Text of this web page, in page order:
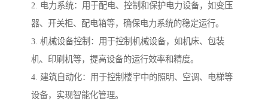
2. 电力系统：用于配电、控制和保护电力设备，如变压
器、开关柜、配电箱等，确保电力系统的稳定运行。
3. 机械设备控制：用于控制机械设备，如机床、包装
机、印刷机等，提高设备的运行效率和精度。
4. 建筑自动化：用于控制楼宇中的照明、空调、电梯等
设备，实现智能化管理。